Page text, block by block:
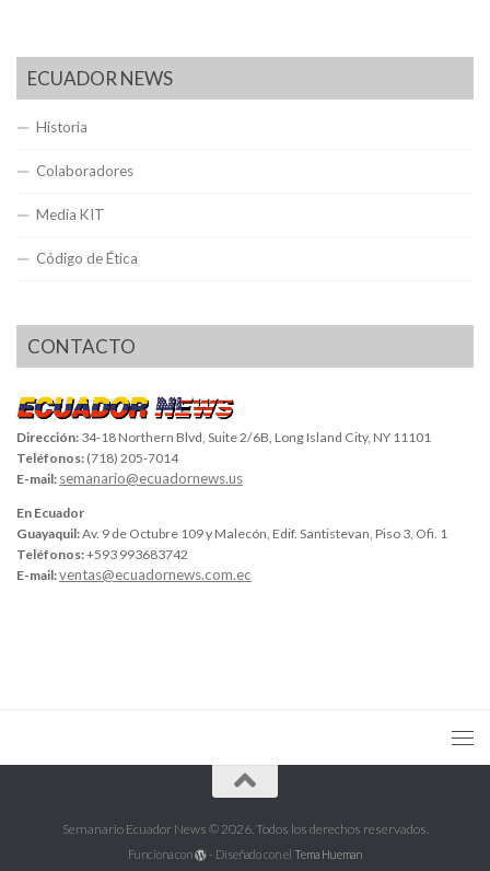
ECUADOR NEWS
Historia
Colaboradores
Media KIT
Código de Ética
CONTACTO
Dirección: 34-18 Northern Blvd, Suite 2/6B, Long Island City, NY 11101
Teléfonos: (718) 205-7014
E-mail: semanario@ecuadornews.us
En Ecuador
Guayaquil:Av. 9 de Octubre 109 y Malecón, Edif. Santistevan, Piso 3, Ofi. 1
Teléfonos:+593 993683742
E-mail:ventas@ecuadornews.com.ec
Semanario Ecuador News © 2026. Todos los derechos reservados.
Funciona con - Diseñado con el Tema Hueman